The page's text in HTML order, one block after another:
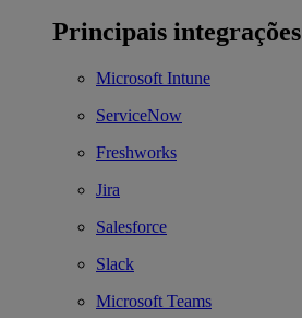
Principais integrações
Microsoft Intune
ServiceNow
Freshworks
Jira
Salesforce
Slack
Microsoft Teams